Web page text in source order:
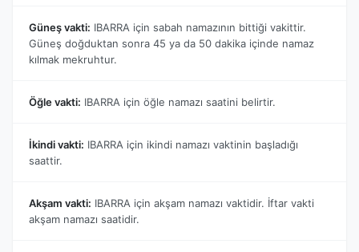
Güneş vakti: IBARRA için sabah namazının bittiği vakittir.
Güneş doğduktan sonra 45 ya da 50 dakika içinde namaz
kılmak mekruhtur.
Öğle vakti: IBARRA için öğle namazı saatini belirtir.
İkindi vakti: IBARRA için ikindi namazı vaktinin başladığı
saattir.
Akşam vakti: IBARRA için akşam namazı vaktidir. İftar vakti
akşam namazı saatidir.